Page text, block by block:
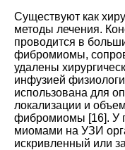
Существуют как
методы лечения.
проводится в
фибромиомы,
удалены
инфузией
использована для
локализации и
фибромиомы [16]. У
миомами на УЗИ
искривленный или